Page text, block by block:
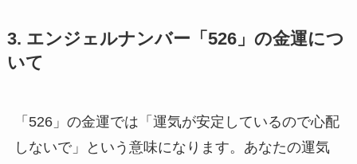
3. エンジェルナンバー「526」の金運につ
いて
「526」の金運では「運気が安定しているので心配
しないで」という意味になります。あなたの運気